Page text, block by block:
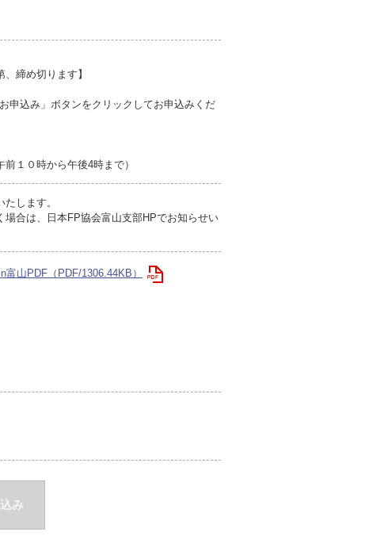
締め切ります】
申込み」ボタンをクリックしてお申込みくだ
１０時から午後4時まで）
します。
合は、日本FP協会富山支部HPでお知らせい
山PDF（PDF/1306.44KB）
み